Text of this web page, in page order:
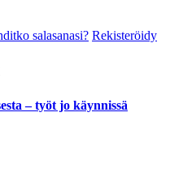
salasanasi? Rekisteröidy
– työt jo käynnissä